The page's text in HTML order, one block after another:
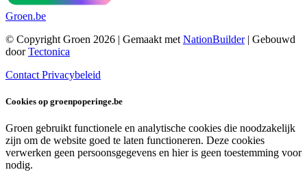
Groen.be
© Copyright Groen 2026 | Gemaakt met NationBuilder| Gebouwd
doorTectonica
Contact Privacybeleid
Cookies op groenpoperinge.be
Groen gebruikt functionele en analytische cookies die noodzakelijk
zijn om de website goed te laten functioneren. Deze cookies
verwerken geen persoonsgegevens en hier is geen toestemming voor
nodig.